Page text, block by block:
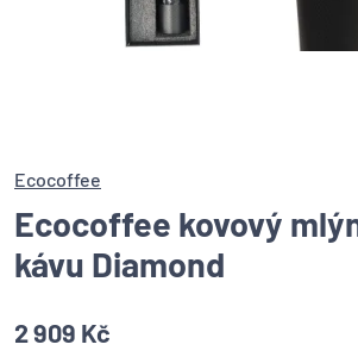
Ecocoffee
Ecocoffee kovový
kávu Diamond
2 909 Kč